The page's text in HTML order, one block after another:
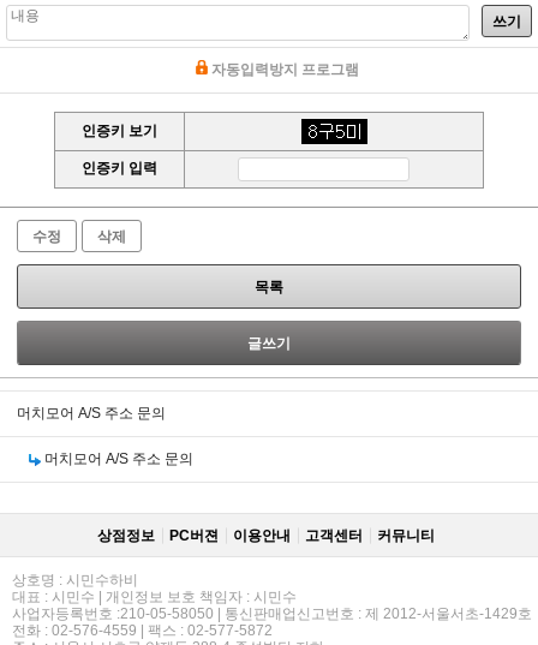
쓰기
자동입력방지 프로그램
인증키 보기
인증키 입력
수정 삭제
목록
글쓰기
머치모어 A/S 주소 문의
머치모어 A/S 주소 문의
상점정보 PC버젼 이용안내 고객센터 커뮤니티
상호명 : 시민수하비
대표 : 시민수 | 개인정보 보호 책임자 : 시민수
사업자등록번호 :210-05-58050 | 통신판매업신고번호 : 제 2012-서울서초-1429호
전화 : 02-576-4559 | 팩스 : 02-577-5872